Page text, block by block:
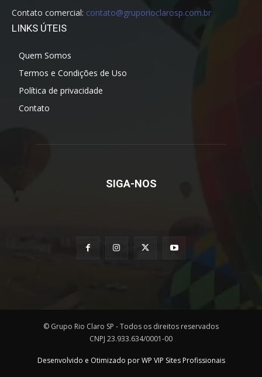
Contato comercial: contato@gruporioclarosp.com.br
LINKS ÚTEIS
Quem Somos
Termos e Condições de Uso
Política de privacidade
Contato
SIGA-NOS
© Grupo Rio Claro SP - Todos os direitos reservados
CNPJ 23.933.634/0001-00
Desenvolvido e Otimizado por WP VIP Sites Profissionais